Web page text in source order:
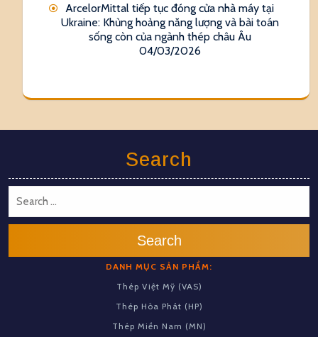
ArcelorMittal tiếp tục đóng cửa nhà máy tại
Ukraine: Khủng hoảng năng lượng và bài toán
sống còn của ngành thép châu Âu
04/03/2026
Search
Search
DANH MỤC SẢN PHẨM:
Thép Việt Mỹ (VAS)
Thép Hòa Phát (HP)
Thép Miền Nam (MN)